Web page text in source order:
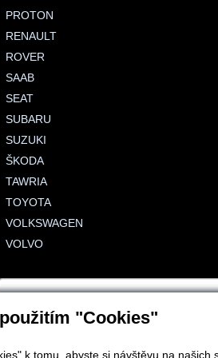
"Cookies"
k tomu, abyste si návštěvu na
PROTON
RENAULT
ROVER
SAAB
SEAT
SUBARU
SUZUKI
ŠKODA
TAWRIA
TOYOTA
VOLKSWAGEN
VOLVO